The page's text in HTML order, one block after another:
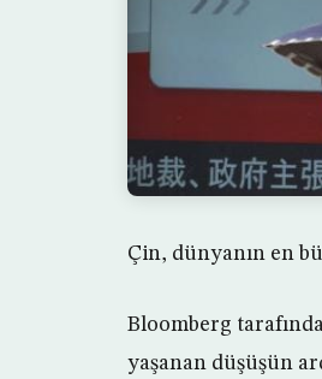
Çin, dünyanın en
Bloomberg
yaşanan düşüşün